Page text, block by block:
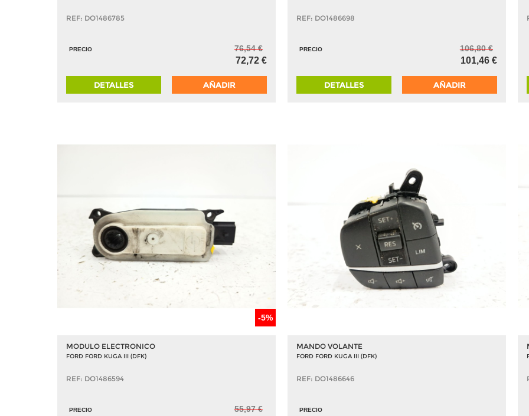
REF: DO1486785
PRECIO 76,54 €
72,72 €
DETALLES AÑADIR
REF: DO1486698
PRECIO 106,80 €
101,46 €
DETALLES AÑADIR
-5%
MODULO ELECTRONICO
FORD FORD KUGA III (DFK)
REF: DO1486594
PRECIO 55,97 €
MANDO VOLANTE
FORD FORD KUGA III (DFK)
REF: DO1486646
PRECIO